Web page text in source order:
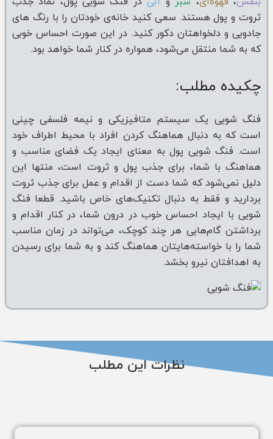
ثروت و پول هستند. سعی کنید خانه‌ی خودتان را با رنگ های
جادویی و دلخواهتان دکور کنید. در این صورت احساس خوبی
که به شما منتقل می‌شود، همواره در کنار شما خواهد بود.
چکیده مطلب:
فنگ شویی یک سیستم متافیزیکی و نیمه فلسفی چینی
است که به دنبال هماهنگ کردن افراد با محیط اطراف خود
است. فنگ شویی پول به معنای ایجاد یک فضای مناسب و
هماهنگ با شما، برای جذب پول و ثروت است، منتها این
دلیل نمی‌شود که شما دست از اقدام و عمل برای جذب ثروت
بردارید و فقط به دنبال تکنیک‌های خاص باشید. قطعا فنگ
شویی با ایجاد احساس خوب در درون شما، در کنار اقدام و
برداشتن گام‌هایی هر چند کوچک، می‌تواند در زمان مناسب
شما را با خواسته‌هایتان هماهنگ کند و به شما برای رسیدن
به اهدافتان نیرو بخشد.
نظرات این مطلب